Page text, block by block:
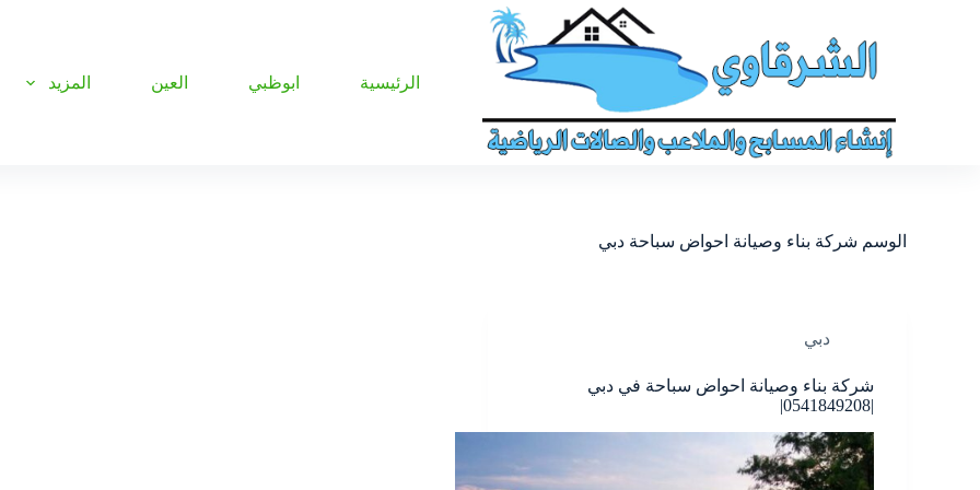
الرئيسية ابوظبي العين المزيد
الوسم شركة بناء وصيانة احواض سباحة دبي
دبي
شركة بناء وصيانة احواض سباحة في دبي
|0541849208|